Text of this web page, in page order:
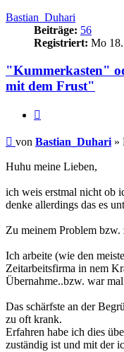
Bastian_Duhari
Beiträge: 56
Registriert: Mo
"Kummerkasten"
mit dem Frust"
Beitrag
von Bastian_Duhari »
Huhu meine Lieben,
ich weis erstmal nicht ob
denke allerdings das es
Zu meinem Problem
Ich arbeite (wie den
Zeitarbeitsfirma in nem
Übernahme..bzw. war
Das schärfste an der
zu oft krank.
Erfahren habe ich dies
zuständig ist und mit der